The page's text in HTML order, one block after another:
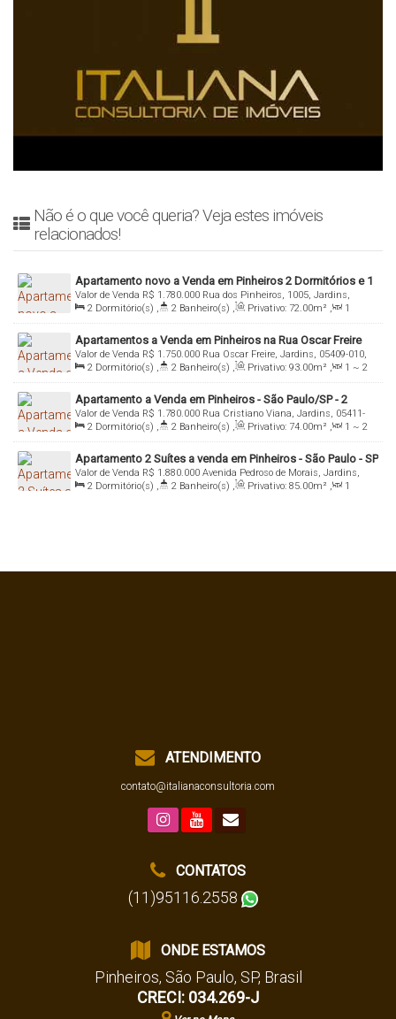
Não é o que você queria? Veja estes imóveis
relacionados!
Apartamento novo a Venda em Pinheiros 2 Dormitórios e 1
vaga
R$ 1.780.000
Valor de Venda
Rua dos Pinheiros, 1005, Jardins,
05422-011, Pinheiros, São Paulo, São Paulo, Brasil
2 Dormitório(s) , 2 Banheiro(s) , Privativo: 72.00m² ,
1
Sala(s) , 1 Suíte(s) , Total: 72.00m² , 1 Vaga(s) ,
Útil:
72.00m²
Apartamentos a Venda em Pinheiros na Rua Oscar Freire
R$ 1.750.000
Valor de Venda
Rua Oscar Freire, Jardins, 05409-010,
Pinheiros, São Paulo, São Paulo, Brasil
2 Dormitório(s) , 2 Banheiro(s) , Privativo: 93.00m² ,
1 ~ 2
Sala(s) , 2 Suíte(s) , Total: 93.00m² , 1 Vaga(s) ,
Útil:
93.00m²
Apartamento a Venda em Pinheiros - São Paulo/SP - 2
Quartos 1 Suite e 1 Vaga
R$ 1.780.000
Valor de Venda
Rua Cristiano Viana, Jardins, 05411-
001, Pinheiros, São Paulo, São Paulo, Brasil
2 Dormitório(s) , 2 Banheiro(s) , Privativo: 74.00m² ,
1 ~ 2
Sala(s) , 1 Suíte(s) , Total: 74.00m² , 1 Vaga(s) ,
Útil:
74.00m²
Apartamento 2 Suítes a venda em Pinheiros - São Paulo - SP
R$ 1.880.000
Valor de Venda
Avenida Pedroso de Morais, Jardins,
05419-000, Pinheiros, São Paulo, São Paulo, Brasil
2 Dormitório(s) , 2 Banheiro(s) , Privativo: 85.00m² ,
1
ATENDIMENTO
contato@italianaconsultoria.com
CONTATOS
(11)95116.2558
ONDE ESTAMOS
Pinheiros, São Paulo, SP, Brasil
CRECI: 034.269-J